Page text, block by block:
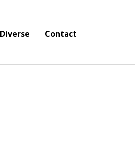
Diverse Contact